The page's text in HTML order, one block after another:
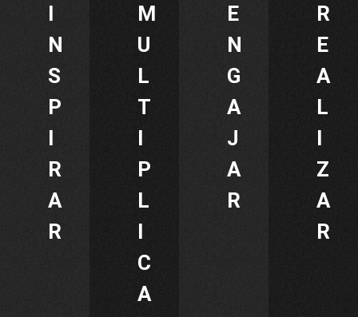
I
N
S
P
I
R
A
R
M
U
L
T
I
P
L
I
C
A
E
N
G
A
J
A
R
R
E
A
L
I
Z
A
R